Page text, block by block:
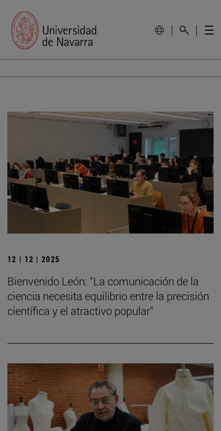
12 | 12 | 2025
Bienvenido León: “La comunicación de la
ciencia necesita equilibrio entre la precisión
científica y el atractivo popular”